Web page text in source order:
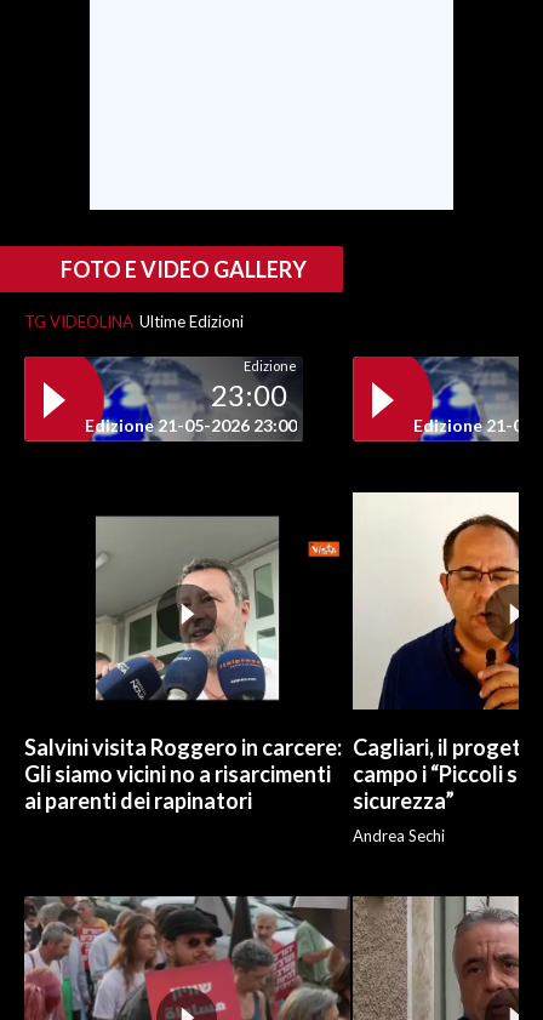
FOTO E VIDEO GALLERY
TG VIDEOLINA Ultime Edizioni
Edizione
23:00
Edizione 21-05-2026 23:00 Edizione 21-05-
Salvini visita Roggero in carcere:
Gli siamo vicini no a risarcimenti
ai parenti dei rapinatori
Cagliari, il
campo i “Piccoli
sicurezza”
Andrea Sechi